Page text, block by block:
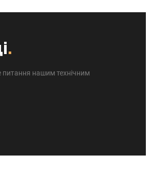
.
питання нашим технічним